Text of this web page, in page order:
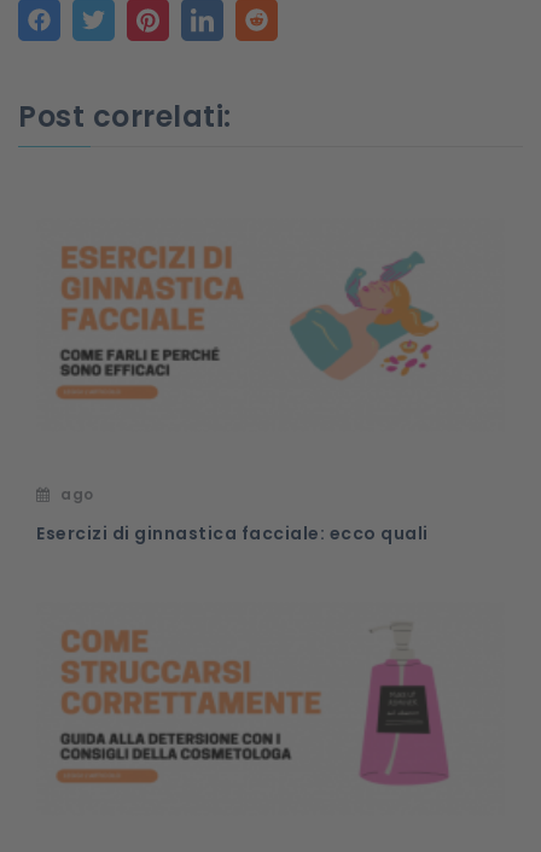
Post correlati:
ago
Esercizi di ginnastica facciale: ecco quali